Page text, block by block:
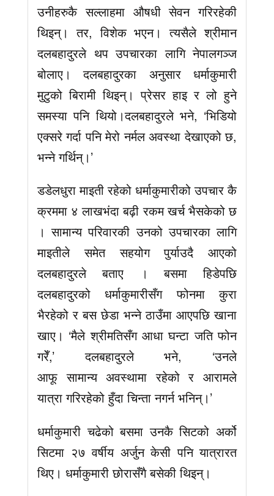
उनीहरुकै सल्लाहमा औषधी सेवन गरिरहेकी
थिइन्। तर, विशेक भएन। त्यसैले श्रीमान
दलबहादुरले थप उपचारका लागि नेपालगञ्ज
बोलाए। दलबहादुरका अनुसार धर्माकुमारी
मुटुको बिरामी थिइन्। प्रेसर हाइ र लो हुने
समस्या पनि थियो।दलबहादुरले भने, ‘भिडियो
एक्सरे गर्दा पनि मेरो नर्मल अवस्था देखाएको छ,
भन्ने गर्थिन्।’
डडेलधुरा माइती रहेको धर्माकुमारीको उपचार कै
क्रममा ४ लाखभंदा बढ़ी रकम खर्च भैसकेको छ
। सामान्य परिवारकी उनको उपचारका लागि
माइतीले समेत सहयोग पुर्याउदै आएको
दलबहादुरले बताए । बसमा हिडेपछि
दलबहादुरको धर्माकुमारीसँग फोनमा कुरा
भैरहेको र बस छेडा भन्ने ठाउँमा आएपछि खाना
खाए। ‘मैले श्रीमतिसँग आधा घन्टा जति फोन
गरेँ,’ दलबहादुरले भने, ‘उनले
आफू सामान्य अवस्थामा रहेको र आरामले
यात्रा गरिरहेको हुँदा चिन्ता नगर्न भनिन्।’
धर्माकुमारी चढेको बसमा उनकै सिटको अर्को
सिटमा २७ वर्षीय अर्जुन केसी पनि यात्रारत
थिए। धर्माकुमारी छोरासँगै बसेकी थिइन्।